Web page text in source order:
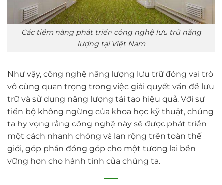
Các tiềm năng phát triển công nghệ lưu trữ năng
lượng tại Việt Nam
Như vậy, công nghệ năng lượng lưu trữ đóng vai trò
vô cùng quan trọng trong việc giải quyết vấn đề lưu
trữ và sử dụng năng lượng tái tạo hiệu quả. Với sự
tiến bộ không ngừng của khoa học kỹ thuật, chúng
ta hy vọng rằng công nghệ này sẽ được phát triển
một cách nhanh chóng và lan rộng trên toàn thế
giới, góp phần đóng góp cho một tương lai bền
vững hơn cho hành tinh của chúng ta.